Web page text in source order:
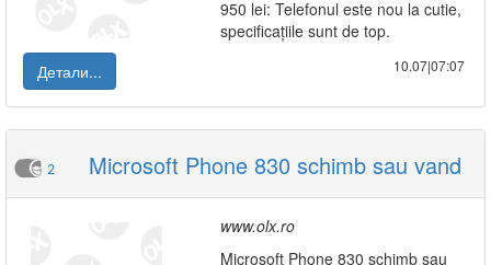
950 lei: Telefonul este nou la cutie,
specificațiile sunt de top.
Детали...
10.07|07:07
2 Microsoft Phone 830 schimb sau vand
www.olx.ro
Microsoft Phone 830 schimb sau